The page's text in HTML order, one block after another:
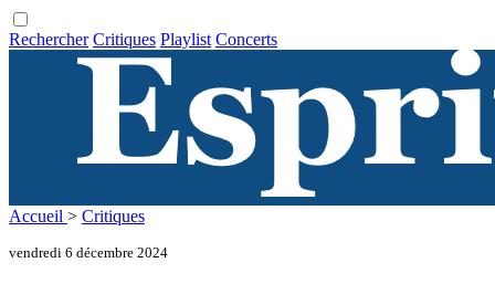
Rechercher Critiques Playlist Concerts
Accueil > Critiques
vendredi 6 décembre 2024